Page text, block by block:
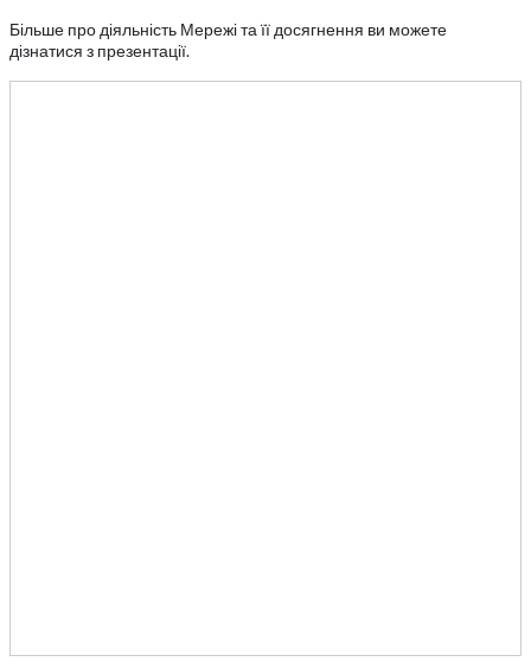
Більше про діяльність Мережі та її досягнення ви можете
дізнатися з презентації.